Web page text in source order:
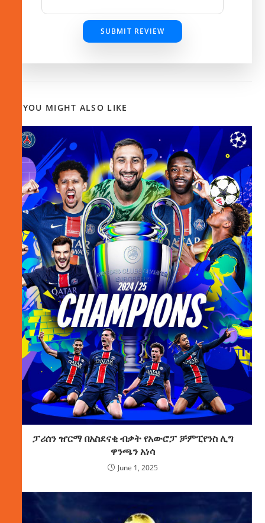
SUBMIT REVIEW
YOU MIGHT ALSO LIKE
ፓሪሰን ዠርማ በአስደናቂ ብቃት የአውሮፓ ቻምፒየንስ ሊግ
ዋንጫን አነሳ
June 1, 2025